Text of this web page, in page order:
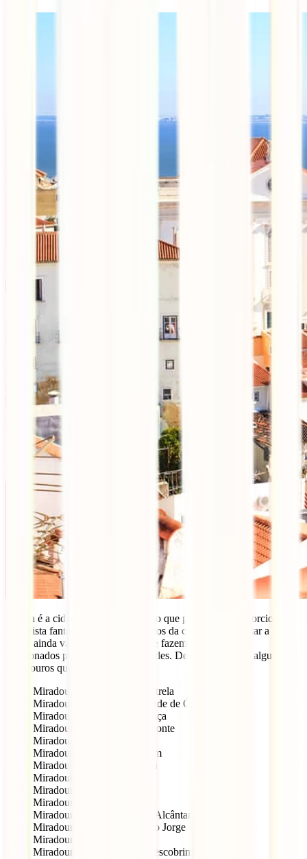
Lisboa é a cidade das sete colinas, o que por si só já proporciona
uma vista fantástica em vários pontos da cidade. Para juntar a isto
temos ainda vários miradouros, que fazem as delícias dos
apaixonados por paisagens de cidades. Deixamos-te com alguns
miradouros que vale a pena visitar.
Miradouro da Basílica da Estrela
Miradouro da Rocha de Conde de Óbidos
Miradouro da Penha de França
Miradouro da Senhora do Monte
Miradouro das Portas do Sol
Miradouro da Torre de Belém
Miradouro de Santa Catarina
Miradouro de Santa Luzia
Miradouro de Santo Amaro
Miradouro de Santo Estevão
Miradouro de São Pedro de Alcântara
Miradouro do Castelo de São Jorge
Miradouro do Monte Agudo
Miradouro do Padrão dos Descobrimentos